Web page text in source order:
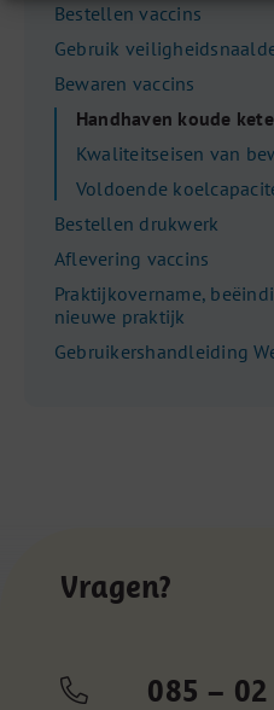
Bestellen vaccins
Gebruik
Bewaren vaccins
Handhaven koude
Kwaliteitseisen van
Voldoende
Bestellen drukwerk
Aflevering vaccins
Praktijkovername,
nieuwe praktijk
Gebruikershandleiding
Vragen?
085 –